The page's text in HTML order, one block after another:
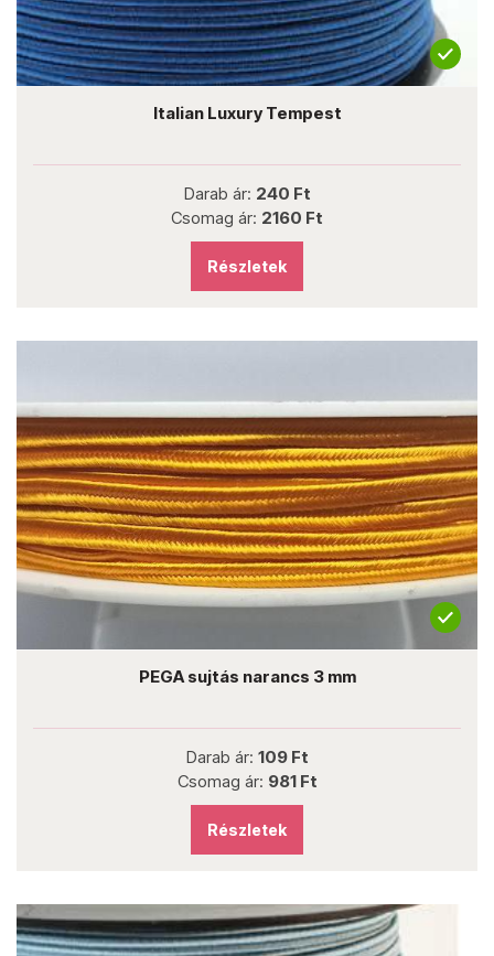
Italian Luxury Tempest
Darab ár: 240 Ft
Csomag ár: 2160 Ft
Részletek
PEGA sujtás narancs 3 mm
Darab ár: 109 Ft
Csomag ár: 981 Ft
Részletek